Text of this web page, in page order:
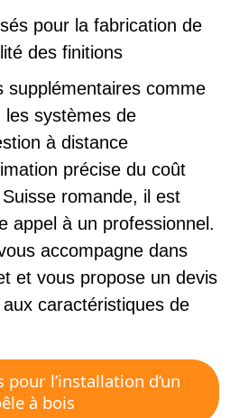
pour la fabrication de
des finitions
supplémentaires comme
les systèmes de
à distance
précise du coût
romande, il est
appel à un professionnel.
accompagne dans
et vous propose un devis
caractéristiques de
l’installation d’un
à bois